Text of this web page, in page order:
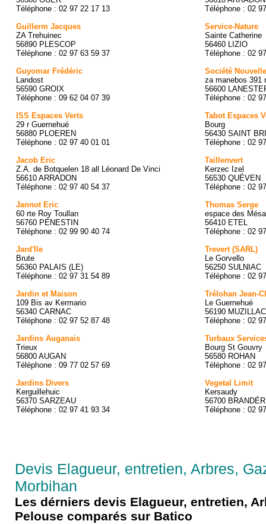
Téléphone : 02 97 22 17 13
Guillerm Jacques
ZA Trehuinec
56890 PLESCOP
Téléphone : 02 97 63 59 37
Guyomar Frédéric
Landost
56590 GROIX
Téléphone : 09 62 04 07 39
ISS Espaces Verts
29 r Guernehué
56880 PLOEREN
Téléphone : 02 97 40 01 01
Jacob Eric
Z.A. de Botquelen 18 all Léonard De Vinci
56610 ARRADON
Téléphone : 02 97 40 54 37
Jannot Eric
60 rte Roy Toullan
56760 PÉNESTIN
Téléphone : 02 99 90 40 74
Jard'Ile
Brute
56360 PALAIS (LE)
Téléphone : 02 97 31 54 89
Jardin et Maison
109 Bis av Kermario
56340 CARNAC
Téléphone : 02 97 52 87 48
Jardins Auganais
Trieux
56800 AUGAN
Téléphone : 09 77 02 57 69
Jardins Divers
Kerguillehuic
56370 SARZEAU
Téléphone : 02 97 41 93 34
Téléphone : 02
Service-Nature
Sainte Catherine
56460 LIZIO
Téléphone : 02
Société
za manebos 391
56600
Téléphone : 02
Tabot Espaces
Bourg
56430 SAINT
Téléphone : 02
Taillenvert
Kerzec Izel
56530 QUÉVEN
Téléphone : 02
Thomas Serge
espace des
56410 ETEL
Téléphone : 02
Trevert (SARL)
Le Gorvello
56250 SULNIAC
Téléphone : 02
Trélohan Jean-
Le Guernehué
56190 MUZILLAC
Téléphone : 02
Turbaux
Bourg St Gouvry
56580 ROHAN
Téléphone : 02
Vegetal Limit
Kersaudy
56700
Téléphone : 02
Devis Elagueur, entretien, Arbres,
Morbihan
Les dérniers devis Elagueur, entretien,
Pelouse comparés sur Batico